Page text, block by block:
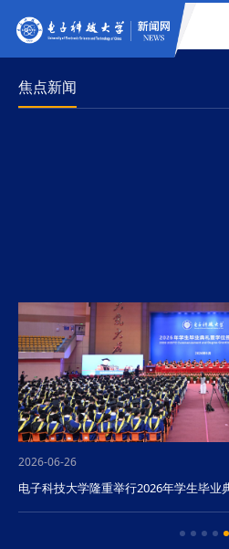
焦点新闻
2026-06-26
电子科技大学隆重举行2026年学生毕业